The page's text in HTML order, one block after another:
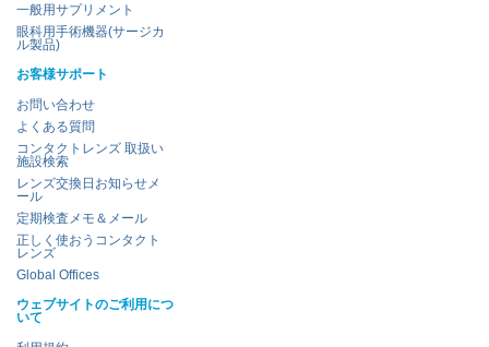
一般用サプリメント
眼科用手術機器(サージカ
ル製品)
お客様サポート
お問い合わせ
よくある質問
コンタクトレンズ 取扱い
施設検索
レンズ交換日お知らせメ
ール
定期検査メモ＆メール
正しく使おうコンタクト
レンズ
Global Offices
ウェブサイトのご利用につ
いて